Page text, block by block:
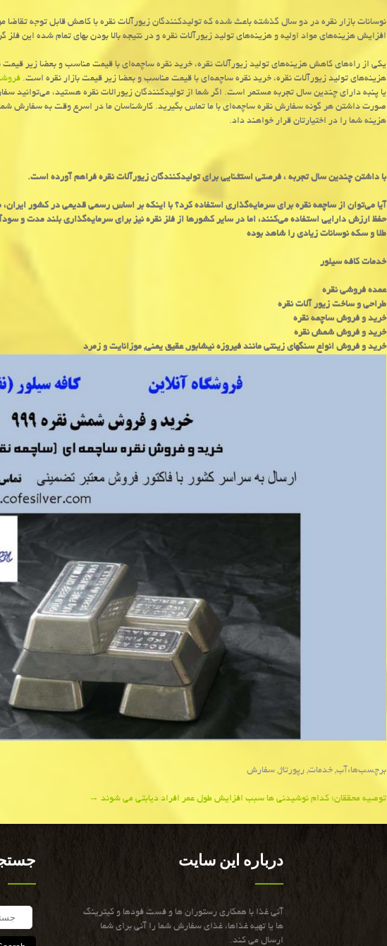
نوسانات بازار نقره در دو سال گذشته باعث شده که تولیدکنندگان زیورآلات نقره با کاهش قابل توجه تقاضا
افزایش هزینه‌های مواد اولیه و هزینه‌های تولید زیورآلات نقره و در نتیجه بالا بودن بهای تمام شده این
یکی از راه‌های کاهش هزینه‌های تولید زیورآلات نقره، خرید نقره ساچمه‌ای با قیمت مناسب و بعضا زیر
هزینه‌های تولید زیورآلات نقره، خرید نقره ساچمه‌ای با قیمت مناسب و بعضا زیر قیمت بازار نقره است.
یا پنبه دارای چندین سال تجربه مستمر است. اگر شما از تولیدکنندگان زیورالات نقره هستید، می‌توانید
صورت داشتن هر گونه سفارش نقره ساچمه‌ای با ما تماس بگیرید. کارشناسان ما در اسرع وقت به سفارش
هزینه شما را در اختیارتان قرار خواهند داد.
با داشتن چندین سال تجربه ، فرصتی استثنایی برای تولیدکنندگان زیورآلات نقره فراهم آورده است.
آیا می‌توان از ساچمه نقره برای سرمایه‌گذاری استفاده کرد؟ با اینکه بر اساس رسمی قدیمی در کشور ایران،
حفظ ارزش دارایی استفاده می‌کنند، اما در سایر کشورها از فلز نقره نیز برای سرمایه‌گذاری بلند مدت و
طلا و سکه نوسانات زیادی را شاهد بوده
خدمات کافه سیلور
عمده فروشی نقره
طراحی و ساخت زیور آلات نقره
خرید و فروش ساچمه نقره
خرید و فروش شمش نقره
خرید و فروش انواع سنگهای زینتی مانند فیروزه نیشابور, عقیق یمنی, موزانایت و زمرد
برچسب‌ها: آب, خدمات, رپورتاژ, سفارش
Post
توصیه محققان؛ کدام نوشیدنی ها سبب افزایش طول عمر افراد دیابتی می شوند →
درباره این سایت
آنی غذا با همكاری رستوران ها و فست فودها و كیترینگ
ها یا تهیه غذاها، غذای سفارش شما را آنی برای شما
ارسال می كند.